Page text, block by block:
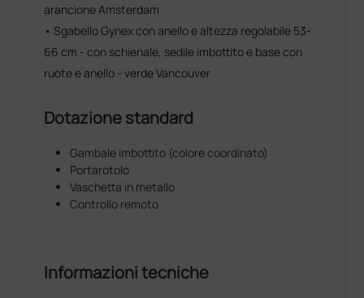
arancione Amsterdam
• Sgabello Gynex con anello e altezza regolabile 53-
66 cm - con schienale, sedile imbottito e base con
ruote e anello - verde Vancouver
Dotazione standard
Gambale imbottito (colore coordinato)
Portarotolo
Vaschetta in metallo
Controllo remoto
Informazioni tecniche